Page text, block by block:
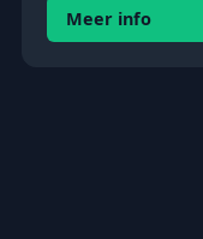
Meer info